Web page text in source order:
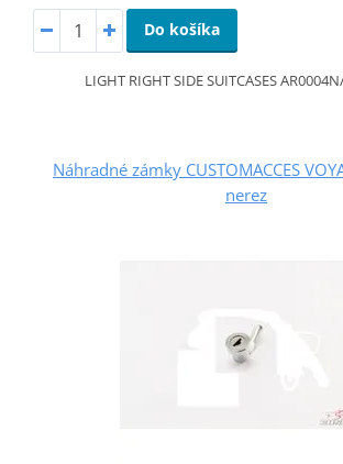
Do košíka
LIGHT RIGHT SIDE SUITCASES
Náhradné zámky CUSTOMACCES
nerez